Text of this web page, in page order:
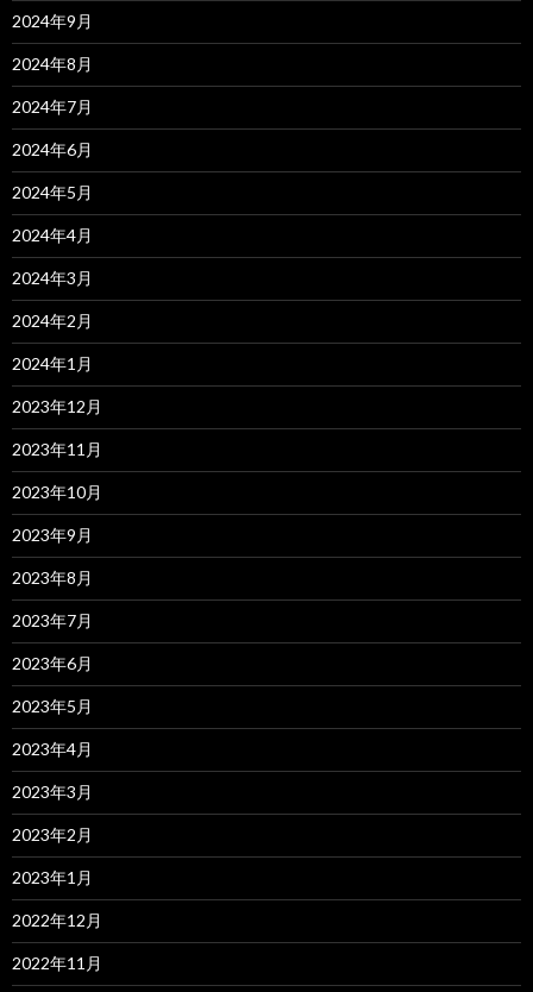
2024年9月
2024年8月
2024年7月
2024年6月
2024年5月
2024年4月
2024年3月
2024年2月
2024年1月
2023年12月
2023年11月
2023年10月
2023年9月
2023年8月
2023年7月
2023年6月
2023年5月
2023年4月
2023年3月
2023年2月
2023年1月
2022年12月
2022年11月